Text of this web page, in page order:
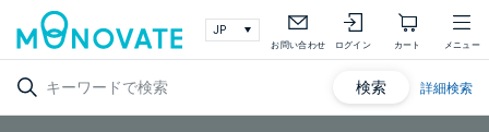
お問い合わせ ログイン カート メニュー
検索 詳細検索